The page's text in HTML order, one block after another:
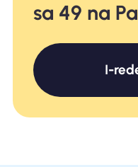
sa 49 na
I-